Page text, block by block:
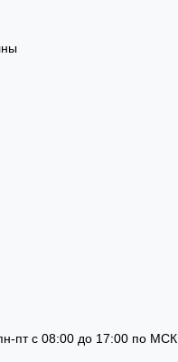
пт с 08:00 до 17:00 по МСК